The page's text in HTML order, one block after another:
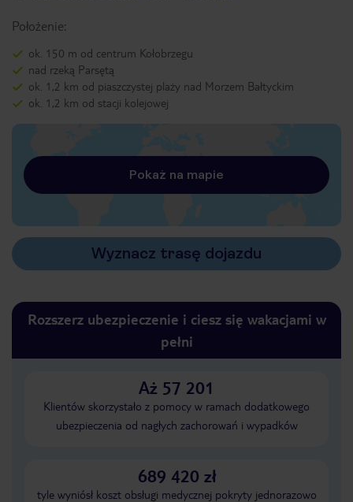
Położenie:
ok. 150 m od centrum Kołobrzegu
nad rzeką Parsętą
ok. 1,2 km od piaszczystej plaży nad Morzem Bałtyckim
ok. 1,2 km od stacji kolejowej
Pokaż na mapie
Wyznacz trasę dojazdu
Rozszerz ubezpieczenie i ciesz się wakacjami w
pełni
Aż 57 201
Klientów skorzystało z pomocy w ramach dodatkowego
ubezpieczenia od nagłych zachorowań i wypadków
689 420 zł
tyle wyniósł koszt obsługi medycznej pokryty jednorazowo